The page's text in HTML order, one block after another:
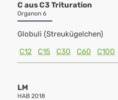
C aus C3 Trituration
Organon 6
Globuli (Streukügelchen)
C12
C15 C30 C60 C100
LM
HAB 2018